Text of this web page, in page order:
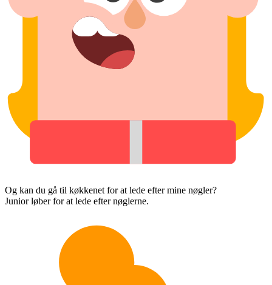
Og kan du gå til køkkenet for at lede efter mine nøgler?
Junior løber for at lede efter nøglerne.